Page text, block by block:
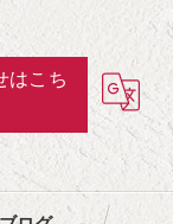
はこち